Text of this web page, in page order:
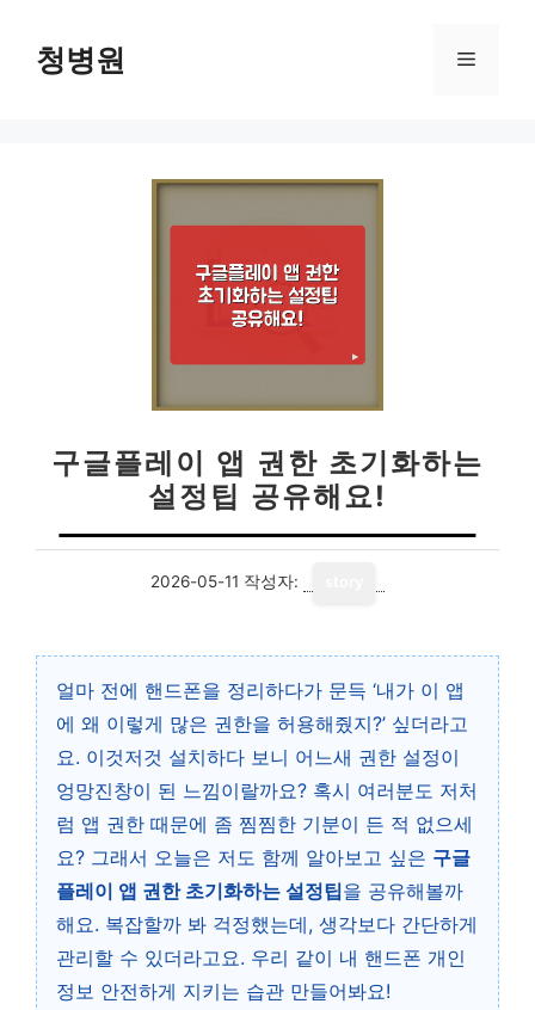
청병원 메
구글플레이 앱 권한 초기화하는
설정팁 공유해요!
2026-05-11 작성자:
얼마 전에 핸드폰을 정리하다가 문득 ‘내가 이 앱
에 왜 이렇게 많은 권한을 허용해줬지?’ 싶더라고
요. 이것저것 설치하다 보니 어느새 권한 설정이
엉망진창이 된 느낌이랄까요? 혹시 여러분도 저처
럼 앱 권한 때문에 좀 찜찜한 기분이 든 적 없으세
요? 그래서 오늘은 저도 함께 알아보고 싶은 구글
플레이 앱 권한 초기화하는 설정팁을 공유해볼까
해요. 복잡할까 봐 걱정했는데, 생각보다 간단하게
관리할 수 있더라고요. 우리 같이 내 핸드폰 개인
정보 안전하게 지키는 습관 만들어봐요!